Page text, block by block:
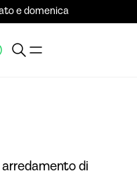
e domenica
arredamento di